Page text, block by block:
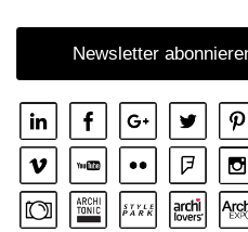
Newsletter